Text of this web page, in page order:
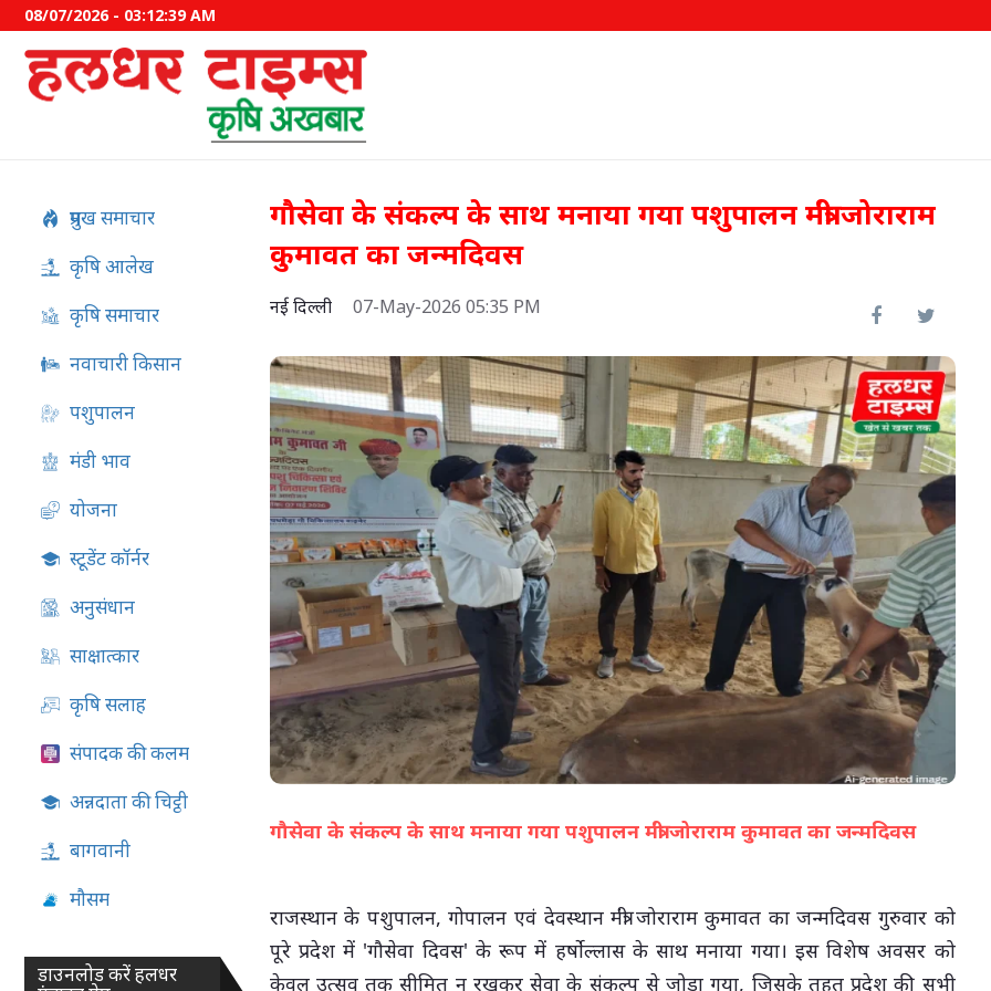
08/07/2026 - 03:12:40 AM
प्रमुख समाचार
कृषि आलेख
कृषि समाचार
नवाचारी किसान
पशुपालन
मंडी भाव
योजना
स्टूडेंट कॉर्नर
अनुसंधान
साक्षात्कार
कृषि सलाह
संपादक की कलम
अन्नदाता की चिट्ठी
बागवानी
मौसम
डाउनलोड करें हलधर
गौसेवा के संकल्प के साथ मनाया गया पशुपालन मंत्री जोराराम
कुमावत का जन्मदिवस
नई दिल्ली 07-May-2026 05:35 PM
गौसेवा के संकल्प के साथ मनाया गया पशुपालन मंत्री जोराराम कुमावत का जन्मदिवस
राजस्थान के पशुपालन, गोपालन एवं देवस्थान मंत्री जोराराम कुमावत का जन्मदिवस गुरुवार को
पूरे प्रदेश में 'गौसेवा दिवस' के रूप में हर्षोल्लास के साथ मनाया गया। इस विशेष अवसर को
केवल उत्सव तक सीमित न रखकर सेवा के संकल्प से जोड़ा गया, जिसके तहत प्रदेश की सभी
PM Kisan 24वीं किस्त की तारीख पर
बड़ा अपडेट, जानें कब आएंगे 2000
05-Aug-2026 04:51 PM
62.58 लाख किसानों को मिला
फसल बीमा का लाभ
05-Aug-2026 04:36 PM